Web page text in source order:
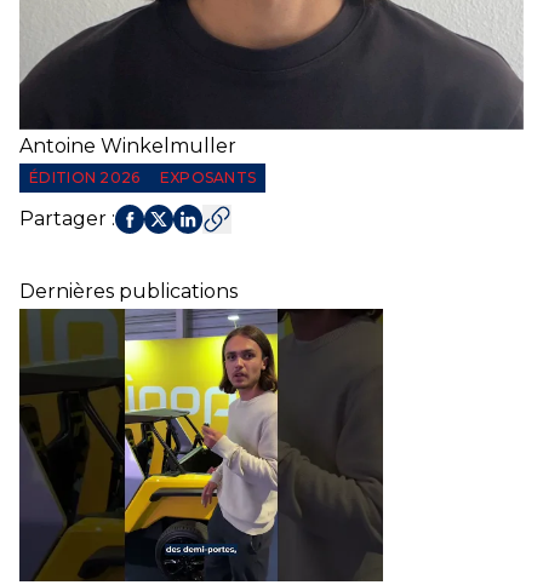
Antoine Winkelmuller
ÉDITION 2026 EXPOSANTS
Partager :
Dernières publications